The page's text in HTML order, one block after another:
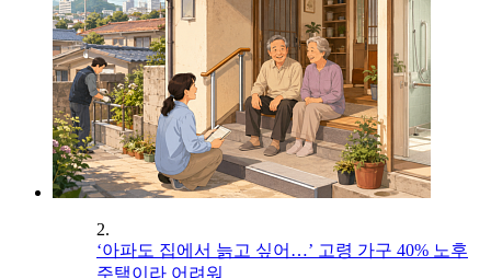
2.
‘아파도 집에서 늙고 싶어…’ 고령 가구 40% 노후
주택이라 어려워